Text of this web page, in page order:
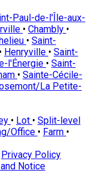
Paul-de-l'Île-aux-
• Chambly •
• Saint-
• Henryville • Saint-
l'Énergie • Saint-
• Sainte-Cécile-
La Petite-
• Lot • Split-level
Office • Farm •
Privacy Policy
Notice